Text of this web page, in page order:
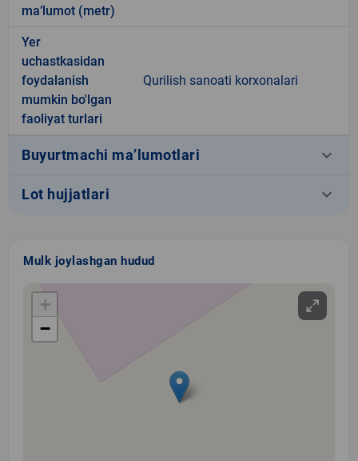
ma’lumot (metr)
Yer
uchastkasidan
foydalanish
mumkin bo'lgan
faoliyat turlari
Qurilish sanoati korxonalari
Buyurtmachi ma’lumotlari keyboard_arrow_down
Lot hujjatlari keyboard_arrow_down
Mulk joylashgan hudud
+
−